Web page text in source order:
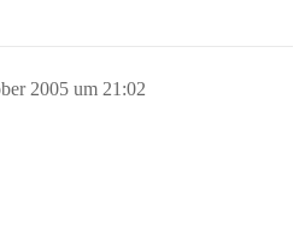
2005 um 21:02